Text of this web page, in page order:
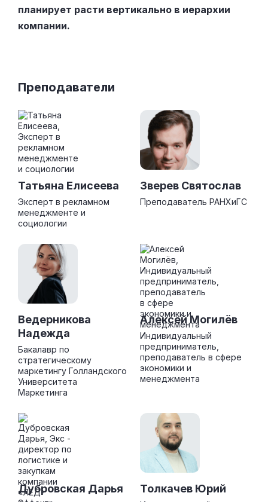
планирует расти вертикально в иерархии
компании.
Преподаватели
Татьяна Елисеева
Эксперт в рекламном
менеджменте и
социологии
Зверев Святослав
Преподаватель РАНХиГС
Ведерникова
Надежда
Бакалавр по
стратегическому
маркетингу Голландского
Университета
Маркетинга
Алексей Могилёв
Индивидуальный
предприниматель,
преподаватель в сфере
экономики и
менеджмента
Дубровская Дарья Толкачев Юрий